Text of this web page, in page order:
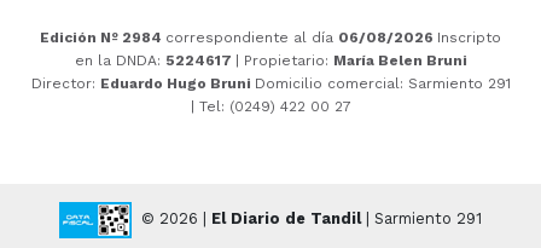
Edición Nº 2984 correspondiente al día 06/08/2026 Inscripto
en la DNDA: 5224617 | Propietario: María Belen Bruni
Director: Eduardo Hugo Bruni Domicilio comercial: Sarmiento 291
| Tel: (0249) 422 00 27
© 2026 | El Diario de Tandil| Sarmiento 291